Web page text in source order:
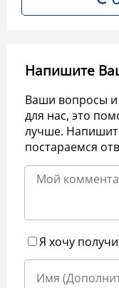
Напишите
Ваши вопросы
для нас, это
лучше.
постараемся
Я хочу